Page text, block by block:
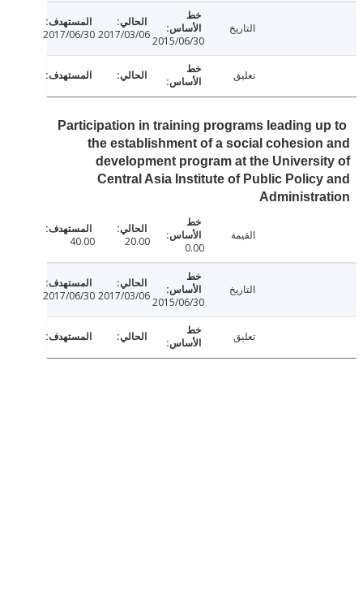
2015/06/30
2017/03/06
2017/06/30
Participation in training programs leading
the establishment of a social
development program at the
Central Asia Institute of Public
20.00
40.00
2015/06/30
2017/03/06
2017/06/30